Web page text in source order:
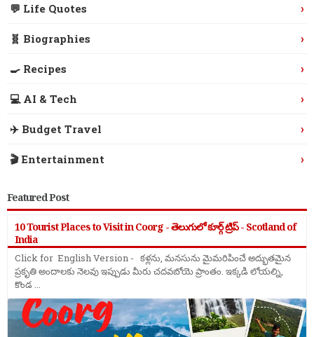
💬 Life Quotes ›
🧬 Biographies ›
🍳 Recipes ›
💻 AI & Tech ›
✈️ Budget Travel ›
🎬 Entertainment ›
Featured Post
10 Tourist Places to Visit in Coorg - తెలుగులో కూర్గ్ ట్రిప్ - Scotland of
India
Click for English Version - కళ్లను, మనసును మైమరిపించే అద్భుతమైన
ప్రకృతి అందాలకు నెలవు ఇప్పుడు మీరు చదవబోయె ప్రాంతం. ఇక్కడి లోయల్ని,
కొండ ...